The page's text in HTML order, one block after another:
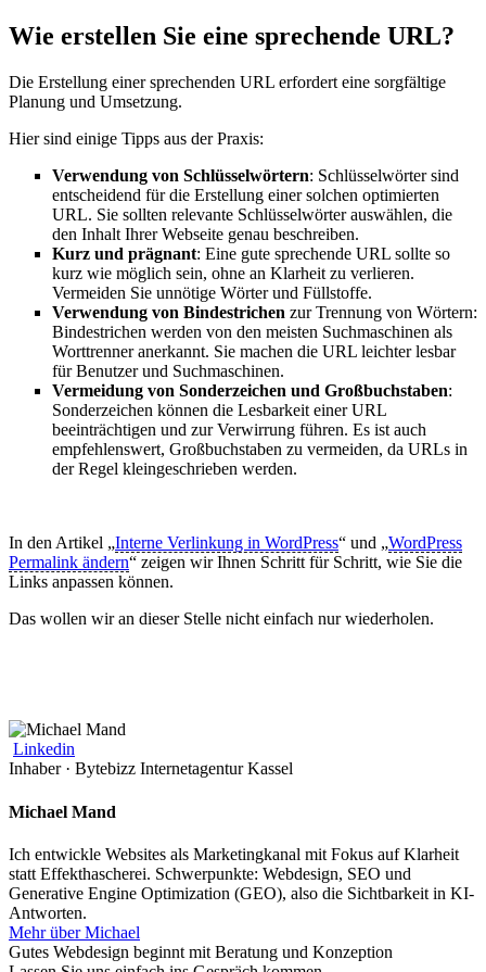
Wie erstellen Sie eine sprechende URL?
Die Erstellung einer sprechenden URL erfordert eine sorgfältige
Planung und Umsetzung.
Hier sind einige Tipps aus der Praxis:
Verwendung von Schlüsselwörtern: Schlüsselwörter sind
entscheidend für die Erstellung einer solchen optimierten
URL. Sie sollten relevante Schlüsselwörter auswählen, die
den Inhalt Ihrer Webseite genau beschreiben.
Kurz und prägnant: Eine gute sprechende URL sollte so
kurz wie möglich sein, ohne an Klarheit zu verlieren.
Vermeiden Sie unnötige Wörter und Füllstoffe.
Verwendung von Bindestrichen zur Trennung von Wörtern:
Bindestrichen werden von den meisten Suchmaschinen als
Worttrenner anerkannt. Sie machen die URL leichter lesbar
für Benutzer und Suchmaschinen.
Vermeidung von Sonderzeichen und Großbuchstaben:
Sonderzeichen können die Lesbarkeit einer URL
beeinträchtigen und zur Verwirrung führen. Es ist auch
empfehlenswert, Großbuchstaben zu vermeiden, da URLs in
der Regel kleingeschrieben werden.
In den Artikel „Interne Verlinkung in WordPress“ und „WordPress
Permalink ändern“ zeigen wir Ihnen Schritt für Schritt, wie Sie die
Links anpassen können.
Das wollen wir an dieser Stelle nicht einfach nur wiederholen.
Linkedin
Inhaber · Bytebizz Internetagentur Kassel
Michael Mand
Ich entwickle Websites als Marketingkanal mit Fokus auf Klarheit
statt Effekthascherei. Schwerpunkte: Webdesign, SEO und
Generative Engine Optimization (GEO), also die Sichtbarkeit in KI-
Antworten.
Mehr über Michael
Gutes Webdesign beginnt mit Beratung und Konzeption